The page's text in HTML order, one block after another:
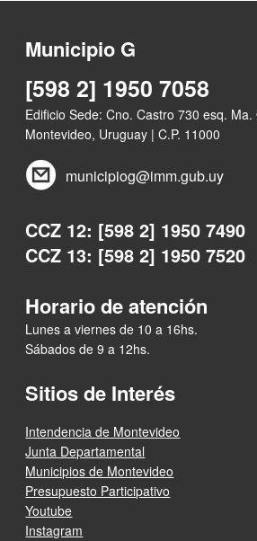
Municipio G
[598 2] 1950 7058
Edificio Sede: Cno. Castro 730 esq. Ma.
Montevideo, Uruguay | C.P. 11000
municipiog@imm.gub.uy
CCZ 12: [598 2] 1950 7490
CCZ 13: [598 2] 1950 7520
Horario de atención
Lunes a viernes de 10 a 16hs.
Sábados de 9 a 12hs.
Sitios de Interés
Intendencia de Montevideo
Junta Departamental
Municipios de Montevideo
Presupuesto Participativo
Youtube
Instagram